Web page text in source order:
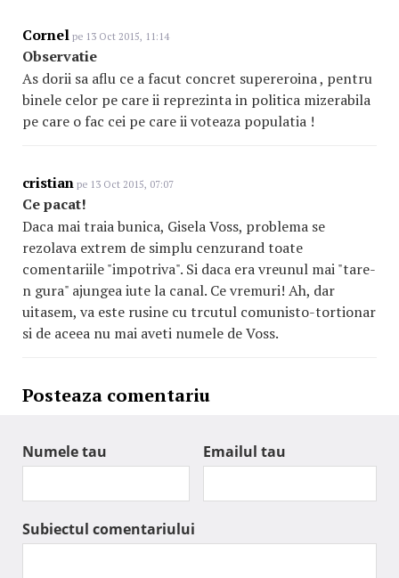
Cornel pe 13 Oct 2015, 11:14
Observatie
As dorii sa aflu ce a facut concret supereroina , pentru
binele celor pe care ii reprezinta in politica mizerabila
pe care o fac cei pe care ii voteaza populatia !
cristian pe 13 Oct 2015, 07:07
Ce pacat!
Daca mai traia bunica, Gisela Voss, problema se
rezolava extrem de simplu cenzurand toate
comentariile "impotriva". Si daca era vreunul mai "tare-
n gura" ajungea iute la canal. Ce vremuri! Ah, dar
uitasem, va este rusine cu trcutul comunisto-tortionar
si de aceea nu mai aveti numele de Voss.
Posteaza comentariu
Numele tau Emailul tau
Subiectul comentariului